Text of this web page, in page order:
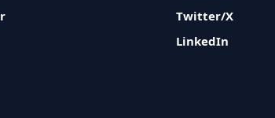
Twitter/X
LinkedIn